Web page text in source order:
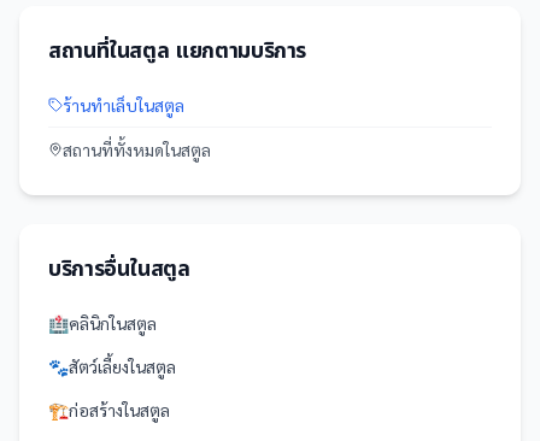
สถานที่ในสตูล แยกตามบริการ
ร้านทำเล็บในสตูล
สถานที่ทั้งหมดในสตูล
บริการอื่นในสตูล
🏥คลินิกในสตูล
🐾สัตว์เลี้ยงในสตูล
🏗️ก่อสร้างในสตูล